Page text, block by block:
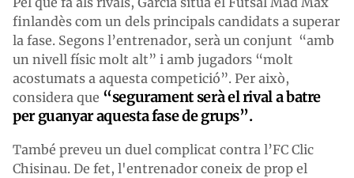
finlandès com un dels principals candidats a superar
la fase. Segons l’entrenador, serà un conjunt “amb
un nivell físic molt alt” i amb jugadors “molt
acostumats a aquesta competició”. Per això,
considera que “segurament serà el rival a batre
per guanyar aquesta fase de grups”.
També preveu un duel complicat contra l’FC Clic
Chisinau. De fet, l'entrenador coneix de prop el